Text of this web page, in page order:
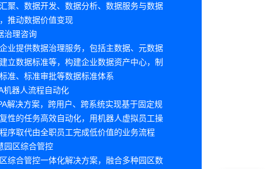
聚、数据开发、数据分析、数据服务与数据
推动数据价值变现
治理咨询
业提供数据治理服务，包括主数据、元数据
立数据标准等，构建企业数据资产中心，制
准、标准审批等数据标准体系
机器人流程自动化
解决方案，跨用户、跨系统实现基于固定规
性的任务高效自动化，用机器人虚拟员工操
序取代由全职员工完成低价值的业务流程
园区综合管控
综合管控一体化解决方案，融合多种园区数